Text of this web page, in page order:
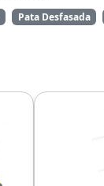
Pata Desfasada